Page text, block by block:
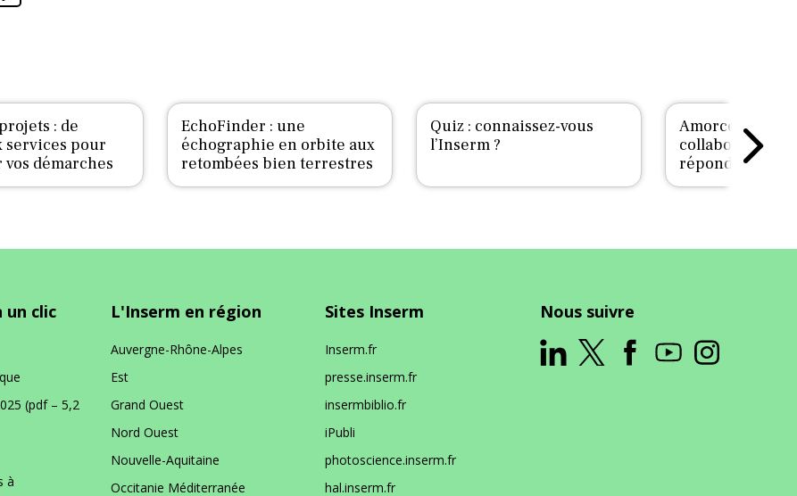
: de
services pour
démarches
EchoFinder : une
échographie en orbite aux
retombées bien terrestres
Quiz : connaissez-vous
l’Inserm ?
Amorcez des
collaborations
répondre aux
Cluster Health
un clic
(pdf – 5,2
à
L'Inserm en région
Auvergne-Rhône-Alpes
Est
Grand Ouest
Nord Ouest
Nouvelle-Aquitaine
Occitanie Méditerranée
Sites Inserm
Inserm.fr
presse.inserm.fr
insermbiblio.fr
iPubli
photoscience.inserm.fr
hal.inserm.fr
Nous suivre